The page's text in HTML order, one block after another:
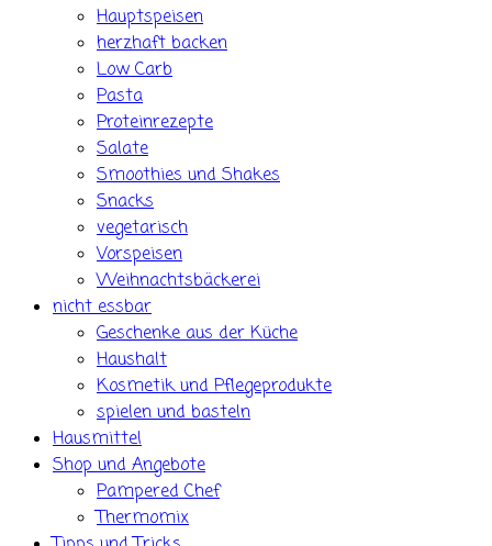
Hauptspeisen
herzhaft backen
Low Carb
Pasta
Proteinrezepte
Salate
Smoothies und Shakes
Snacks
vegetarisch
Vorspeisen
Weihnachtsbäckerei
nicht essbar
Geschenke aus der Küche
Haushalt
Kosmetik und Pflegeprodukte
spielen und basteln
Hausmittel
Shop und Angebote
Pampered Chef
Thermomix